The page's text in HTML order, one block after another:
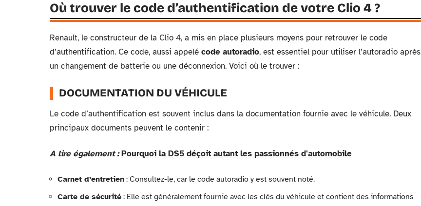
Où trouver le code d’authentification de votre Clio 4 ?
Renault, le constructeur de la Clio 4, a mis en place plusieurs moyens pour retrouver le code
d’authentification. Ce code, aussi appelé code autoradio, est essentiel pour utiliser l’autoradio après
un changement de batterie ou une déconnexion. Voici où le trouver :
DOCUMENTATION DU VÉHICULE
Le code d’authentification est souvent inclus dans la documentation fournie avec le véhicule. Deux
principaux documents peuvent le contenir :
A lire également : Pourquoi la DS5 déçoit autant les passionnés d'automobile
Carnet d’entretien : Consultez-le, car le code autoradio y est souvent noté.
Carte de sécurité : Elle est généralement fournie avec les clés du véhicule et contient des informations